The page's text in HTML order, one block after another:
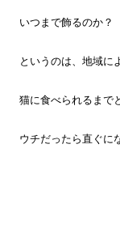
いつまで飾るのか？
というのは、地域に
猫に食べられるまで
ウチだったら直ぐに